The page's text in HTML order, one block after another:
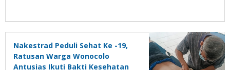
Nakestrad Peduli Sehat Ke -19,
Ratusan Warga Wonocolo
Antusias Ikuti Bakti Kesehatan